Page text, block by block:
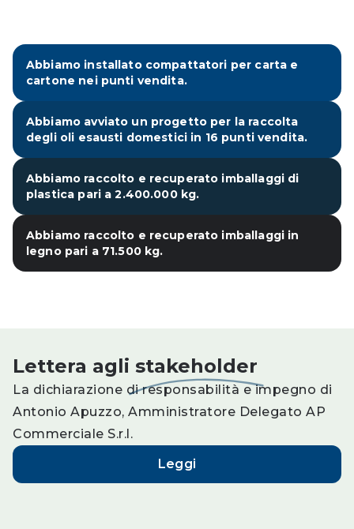
Abbiamo installato compattatori per carta e
cartone nei punti vendita.
Abbiamo avviato un progetto per la raccolta
degli oli esausti domestici in 16 punti vendita.
Abbiamo raccolto e recuperato imballaggi di
plastica pari a 2.400.000 kg.
Abbiamo raccolto e recuperato imballaggi in
legno pari a 71.500 kg.
Lettera agli stakeholder
La dichiarazione di responsabilità e impegno di
Antonio Apuzzo, Amministratore Delegato AP
Commerciale S.r.l.
Leggi